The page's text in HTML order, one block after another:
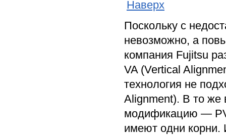
Наверх
Поскольку с
невозможно, а
компания Fujitsu
VA (Vertical
технология не
Alignment). В то же
модификацию —
имеют одни корни.